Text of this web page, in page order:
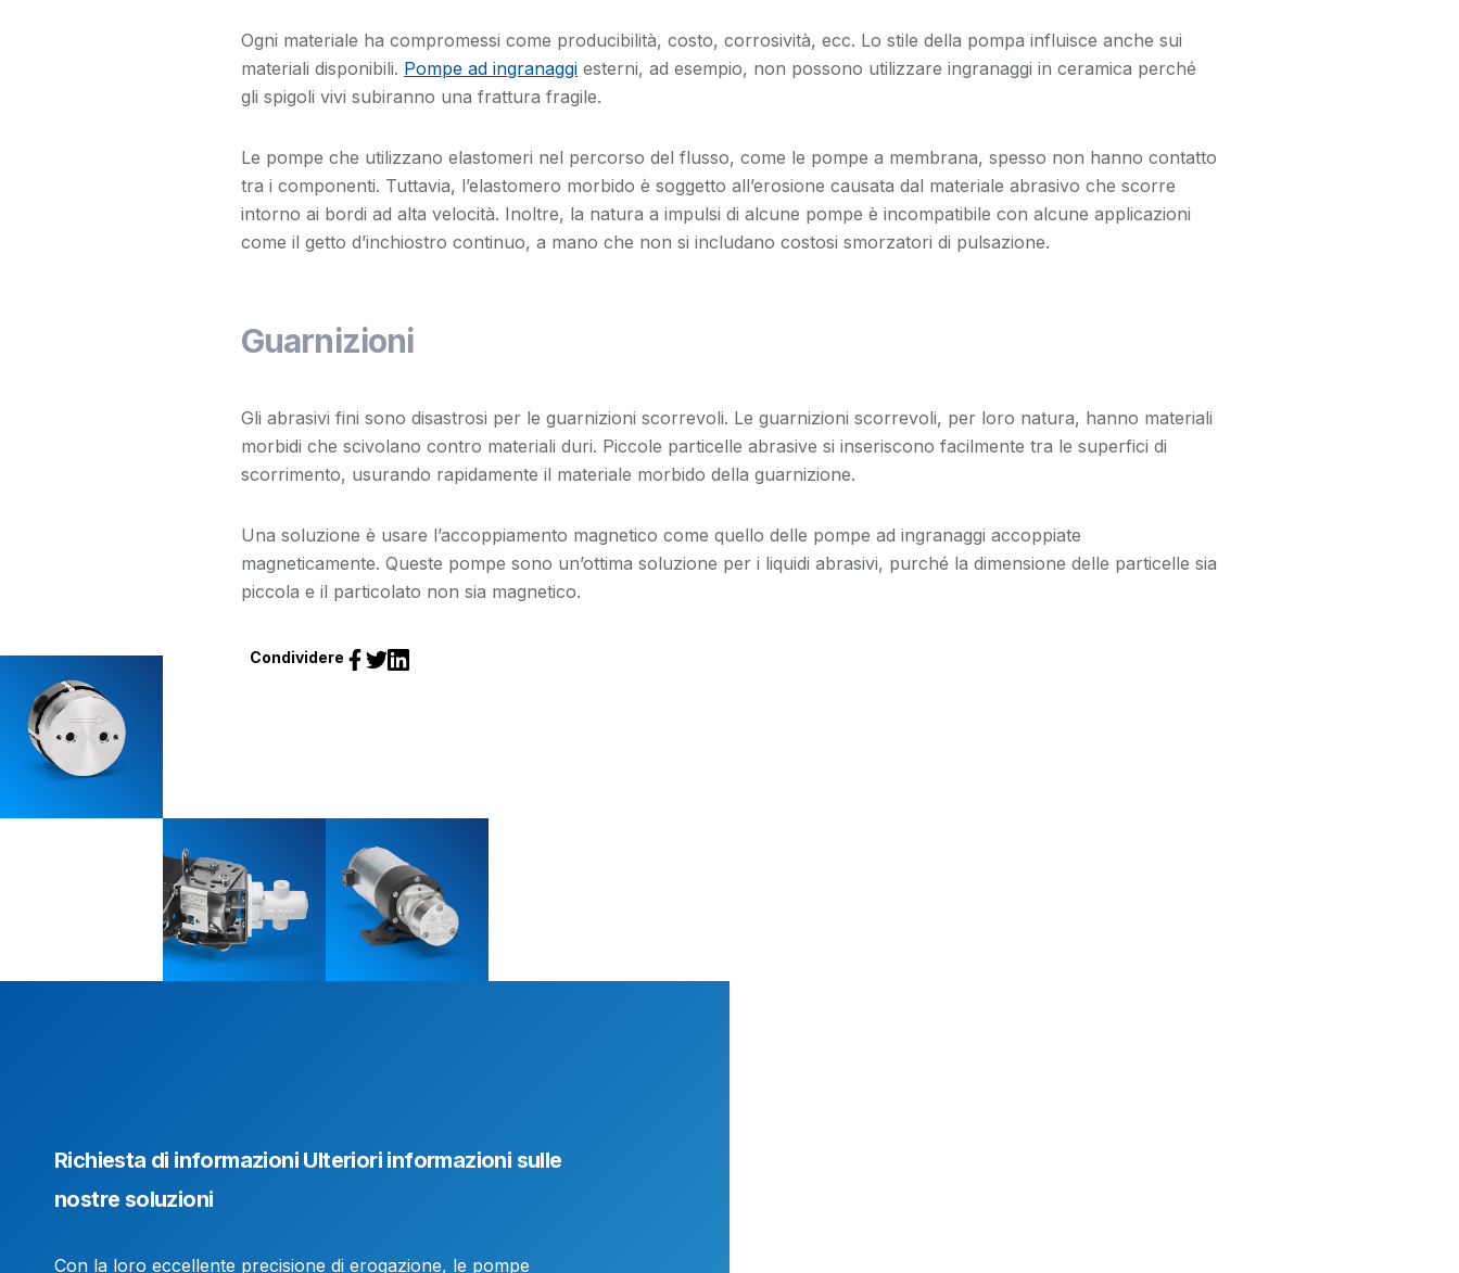
Ogni materiale ha compromessi come producibilità, costo, corrosività, ecc. Lo stile della pompa influisce anche sui
materiali disponibili. Pompe ad ingranaggi esterni, ad esempio, non possono utilizzare ingranaggi in ceramica perché
gli spigoli vivi subiranno una frattura fragile.
Le pompe che utilizzano elastomeri nel percorso del flusso, come le pompe a membrana, spesso non hanno contatto
tra i componenti. Tuttavia, l’elastomero morbido è soggetto all’erosione causata dal materiale abrasivo che scorre
intorno ai bordi ad alta velocità. Inoltre, la natura a impulsi di alcune pompe è incompatibile con alcune applicazioni
come il getto d’inchiostro continuo, a mano che non si includano costosi smorzatori di pulsazione.
Guarnizioni
Gli abrasivi fini sono disastrosi per le guarnizioni scorrevoli. Le guarnizioni scorrevoli, per loro natura, hanno materiali
morbidi che scivolano contro materiali duri. Piccole particelle abrasive si inseriscono facilmente tra le superfici di
scorrimento, usurando rapidamente il materiale morbido della guarnizione.
Una soluzione è usare l’accoppiamento magnetico come quello delle pompe ad ingranaggi accoppiate
magneticamente. Queste pompe sono un’ottima soluzione per i liquidi abrasivi, purché la dimensione delle particelle sia
piccola e il particolato non sia magnetico.
Condividere
Richiesta di informazioni Ulteriori informazioni sulle
nostre soluzioni
Con la loro eccellente precisione di erogazione, le pompe